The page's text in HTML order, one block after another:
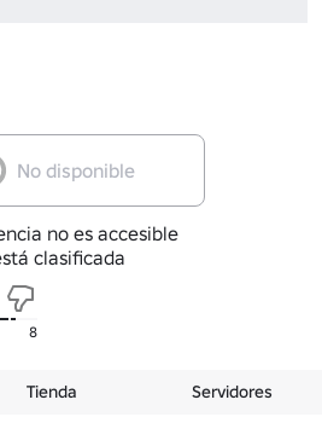
No disponible
no es accesible
clasificada
8
Tienda Servidores